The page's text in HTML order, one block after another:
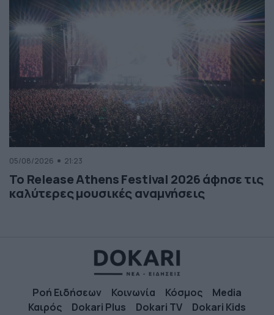
05/08/2026 21:23
Το Release Athens Festival 2026 άφησε τις
καλύτερες μουσικές αναμνήσεις
Ροή Ειδήσεων Κοινωνία Κόσμος
Media
Καιρός
Dokari Plus Dokari TV Dokari Kids